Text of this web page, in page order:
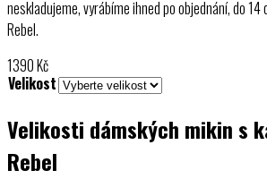
neskladujeme, vyrábíme ihned po objednání, do 14
Rebel.
1390Kč
Velikost
Velikosti dámských mikin s
Rebel